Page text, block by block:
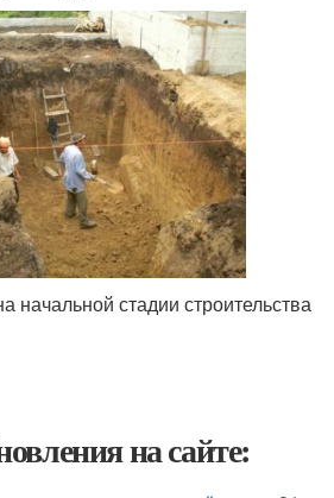
начальной стадии строительства
на сайте: